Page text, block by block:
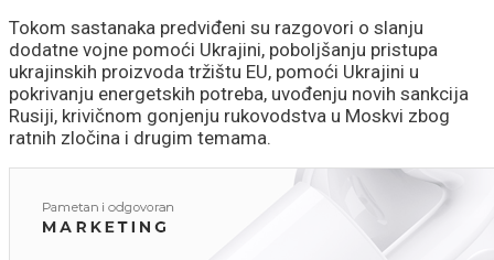
Tokom sastanaka predviđeni su razgovori o slanju
dodatne vojne pomoći Ukrajini, poboljšanju pristupa
ukrajinskih proizvoda tržištu EU, pomoći Ukrajini u
pokrivanju energetskih potreba, uvođenju novih sankcija
Rusiji, krivičnom gonjenju rukovodstva u Moskvi zbog
ratnih zločina i drugim temama.